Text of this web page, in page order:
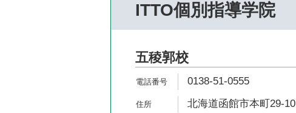
ITTO個別指導学院
五稜郭校
0138-51-0555
北海道函館市本町29-10